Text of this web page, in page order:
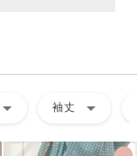
arrow_drop_down 袖丈 arrow_drop_down